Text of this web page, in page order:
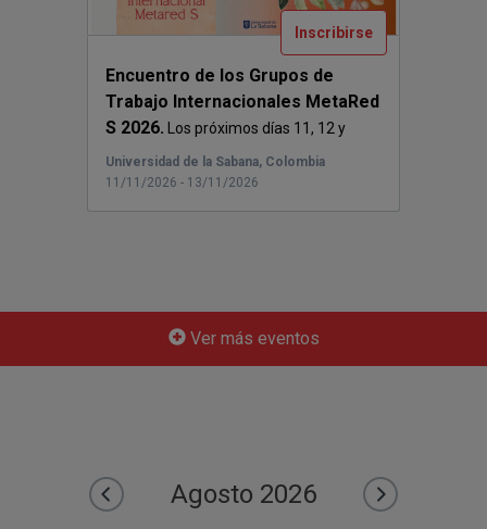
Inscribirse
Encuentro de los Grupos de
Trabajo Internacionales MetaRed
S 2026. Los próximos días 11, 12 y
13 de nov...
Universidad de la Sabana, Colombia
11/11/2026 - 13/11/2026
Ver más eventos
Agosto 2026